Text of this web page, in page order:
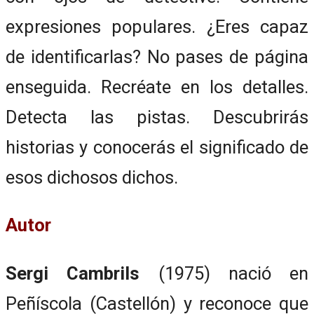
expresiones populares. ¿Eres capaz
de identificarlas? No pases de página
enseguida. Recréate en los detalles.
Detecta las pistas. Descubrirás
historias y conocerás el significado de
esos dichosos dichos.
Autor
Sergi Cambrils (1975) nació en
Peñíscola (Castellón) y reconoce que